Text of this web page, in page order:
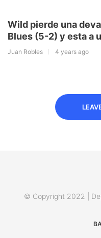
Wild pierde una
Blues (5-2) y esta a
Juan Robles 4 years ago
© Copyright 2022 |